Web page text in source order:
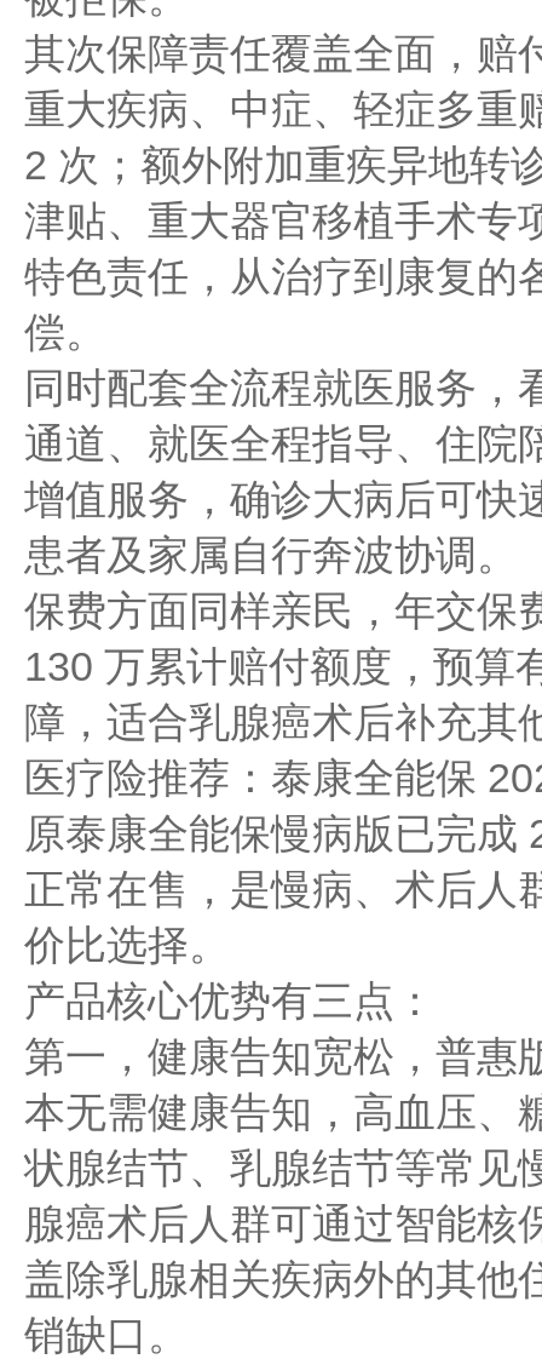
其次保障责任覆盖全面，赔
重大疾病、中症、轻症多重
2 次；额外附加重疾异地转
津贴、重大器官移植手术专
特色责任，从治疗到康复的
偿。
同时配套全流程就医服务，
通道、就医全程指导、住院
增值服务，确诊大病后可快
患者及家属自行奔波协调。
保费方面同样亲民，年交保
130 万累计赔付额度，预算
障，适合乳腺癌术后补充其
医疗险推荐：泰康全能保
原泰康全能保慢病版已完成
正常在售，是慢病、术后人
价比选择。
产品核心优势有三点：
第一，健康告知宽松，普惠
本无需健康告知，高血压、
状腺结节、乳腺结节等常见
腺癌术后人群可通过智能核
盖除乳腺相关疾病外的其他
销缺口。